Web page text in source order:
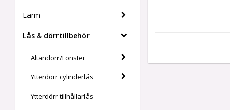
Larm
Lås & dörrtillbehör
Altandörr/Fönster
Ytterdörr cylinderlås
Ytterdörr tillhållarlås